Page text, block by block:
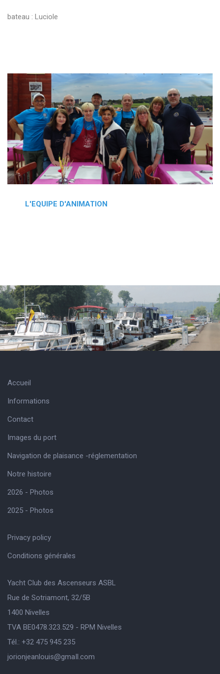
bateau : Luciole
L'EQUIPE D'ANIMATION
Accueil
Informations
Contact
Images du port
Navigation de plaisance -réglementation
Notre histoire
2026 - Photos
2025 - Photos
Privacy policy
Conditions générales
Yacht Club des Ascenseurs ASBL
Rue de Sotriamont, 32/5B
1400 Nivelles
TVA BE0478.323.529 - RPM Nivelles
Tél.: +32 475 945 235
jorionjeanlouis@gmaIl.com